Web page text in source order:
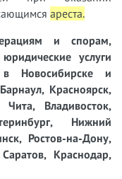
ареста.
и спорам,
услуги
в Новосибирске и
Красноярск,
Владивосток,
Нижний
Ростов-на-Дону,
Краснодар,